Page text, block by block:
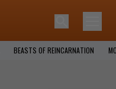
BEASTS OF REINCARNATION